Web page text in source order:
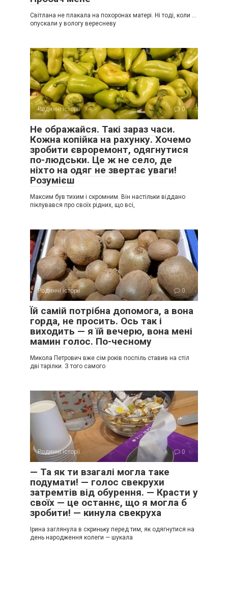
Світлана не плакала на похоронах матері. Ні тоді, коли …
опускали у вологу вересневу
Родинні історії 0
Не ображайся. Такі зараз часи.
Кожна копійка на рахунку. Хочемо
зробити євроремонт, одягнутися
по-людськи. Це ж не село, де
ніхто на одяг не звертає уваги!
Розумієш
Максим був тихим і скромним. Він настільки віддано
піклувався про своїх рідних, що всі,
Родинні історії 0
Їй самій потрібна допомога, а вона
горда, не просить. Ось так і
виходить — я їй вечерю, вона мені
мамин голос. По-чесному
Микола Петрович вже сім років поспіль ставив на стіл
дві тарілки. З того самого
Родинні історії 0
— Та як ти взагалі могла таке
подумати! — голос свекрухи
затремтів від обурення. — Красти у
своїх — це останнє, що я могла б
зробити! — кинула свекруха
Ірина заглянула в скриньку перед тим, як одягнутися на
день народження колеги — шукала